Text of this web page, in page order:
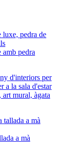
amb pedra
mural, àgata
a mà